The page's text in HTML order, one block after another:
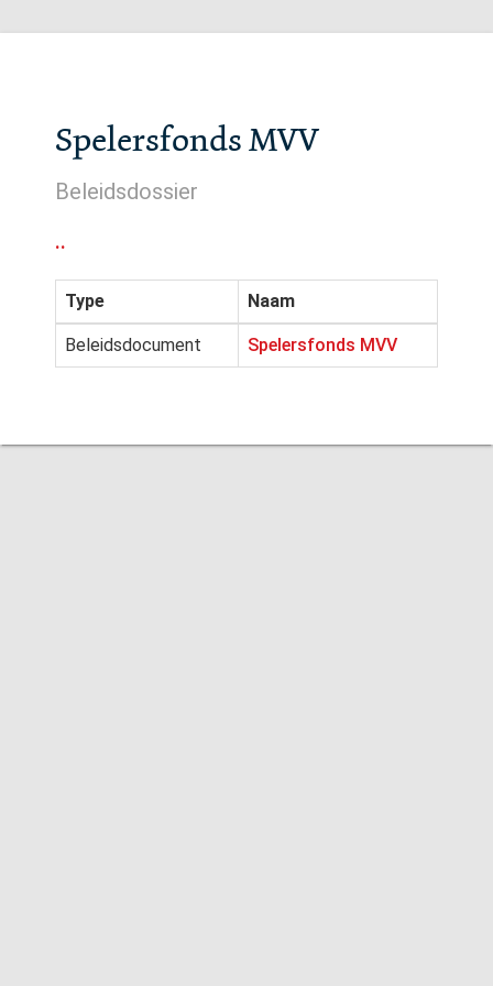
Spelersfonds MVV
Beleidsdossier
..
Type Naam
Beleidsdocument Spelersfonds MVV